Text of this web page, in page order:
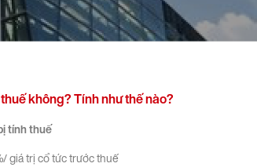
không? Tính như thế nào?
tính thuế
giá trị cổ tức trước thuế